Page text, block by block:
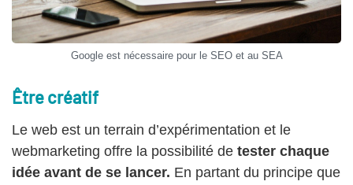
Google est nécessaire pour le SEO et au SEA
Être créatif
Le web est un terrain d’expérimentation et le
webmarketing offre la possibilité de tester chaque
idée avant de se lancer. En partant du principe que